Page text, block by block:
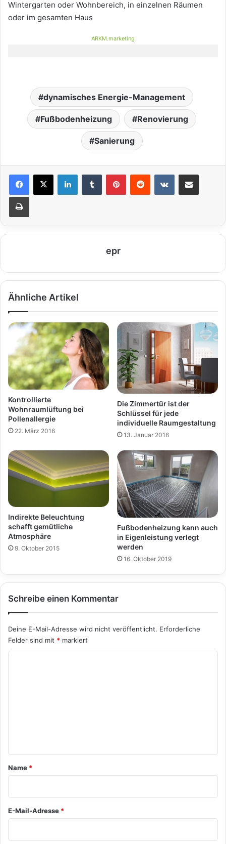
Wintergarten oder Wohnbereich, in einzelnen Räumen
oder im gesamten Haus
ARKM.marketing
dynamisches Energie-Management
Fußbodenheizung Renovierung
Sanierung
epr
Ähnliche Artikel
Kontrollierte
Wohnraumlüftung bei
Pollenallergie
22. März 2016
Die Zimmertür ist der
Schlüssel für jede
individuelle Raumgestaltung
13. Januar 2016
Indirekte Beleuchtung
schafft gemütliche
Atmosphäre
9. Oktober 2015
Fußbodenheizung kann auch
in Eigenleistung verlegt
werden
16. Oktober 2019
Schreibe einen Kommentar
Deine E-Mail-Adresse wird nicht veröffentlicht. Erforderliche
Felder sind mit * markiert
a
*
Name *
E-Mail-Adresse *